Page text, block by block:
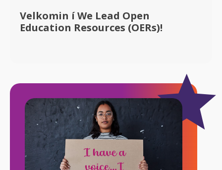
Velkomin í We Lead Open
Education Resources (OERs)!